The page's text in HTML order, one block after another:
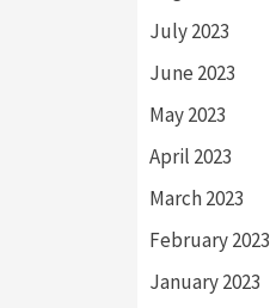
July 2023
June 2023
May 2023
April 2023
March 2023
February 2023
January 2023